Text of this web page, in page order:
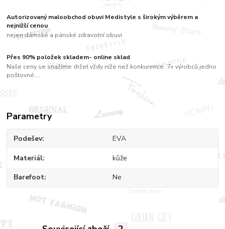
Autorizovaný maloobchod obuvi Medistyle s širokým výběrem a
nejnižší cenou
nejen dámské a pánské zdravotní obuvi
Přes 90% položek skladem- online sklad
Naše ceny se snažíme držet vždy níže než konkurence. 7+ výrobců jedno
poštovné....
Parametry
Podešev EVA
Materiál kůže
Barefoot Ne